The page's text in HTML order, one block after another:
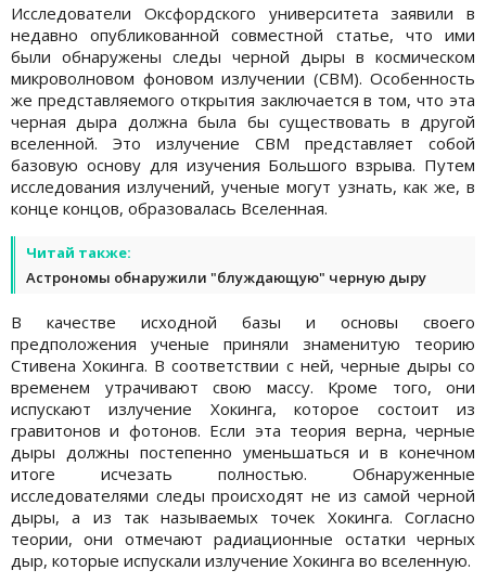
Исследователи Оксфордского университета заявили в
недавно опубликованной совместной статье, что ими
были обнаружены следы черной дыры в космическом
микроволновом фоновом излучении (СВМ). Особенность
же представляемого открытия заключается в том, что эта
черная дыра должна была бы существовать в другой
вселенной. Это излучение CBM представляет собой
базовую основу для изучения Большого взрыва. Путем
исследования излучений, ученые могут узнать, как же, в
конце концов, образовалась Вселенная.
Читай также:
Астрономы обнаружили "блуждающую" черную дыру
В качестве исходной базы и основы своего
предположения ученые приняли знаменитую теорию
Стивена Хокинга. В соответствии с ней, черные дыры со
временем утрачивают свою массу. Кроме того, они
испускают излучение Хокинга, которое состоит из
гравитонов и фотонов. Если эта теория верна, черные
дыры должны постепенно уменьшаться и в конечном
итоге исчезать полностью. Обнаруженные
исследователями следы происходят не из самой черной
дыры, а из так называемых точек Хокинга. Согласно
теории, они отмечают радиационные остатки черных
дыр, которые испускали излучение Хокинга во вселенную.